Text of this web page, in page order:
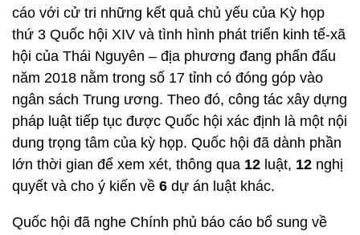
cáo với cử tri những kết quả chủ yếu của Kỳ họp
thứ 3 Quốc hội XIV và tình hình phát triển kinh tế-xã
hội của Thái Nguyên – địa phương đang phấn đấu
năm 2018 nằm trong số 17 tỉnh có đóng góp vào
ngân sách Trung ương. Theo đó, công tác xây dựng
pháp luật tiếp tục được Quốc hội xác định là một nội
dung trọng tâm của kỳ họp. Quốc hội đã dành phần
lớn thời gian để xem xét, thông qua 12 luật, 12 nghị
quyết và cho ý kiến về 6 dự án luật khác.
Quốc hội đã nghe Chính phủ báo cáo bổ sung về